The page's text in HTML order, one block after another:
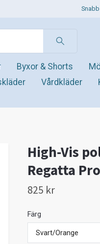
Byxor & Shorts
Vårdkläder
High-Vis
Regatta
825 kr
Färg
Svart/Orange